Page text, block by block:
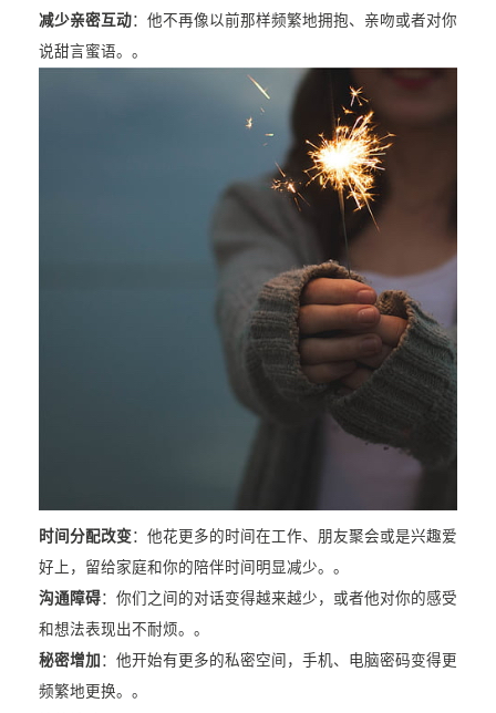
减少亲密互动：他不再像以前那样频繁地拥抱、亲吻或者对你
说甜言蜜语。。
时间分配改变：他花更多的时间在工作、朋友聚会或是兴趣爱
好上，留给家庭和你的陪伴时间明显减少。。
沟通障碍：你们之间的对话变得越来越少，或者他对你的感受
和想法表现出不耐烦。。
秘密增加 ：他开始有更多的私密空间，手机、电脑密码变得更
频繁地更换。。